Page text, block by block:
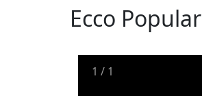
Ecco Popular
1 / 1